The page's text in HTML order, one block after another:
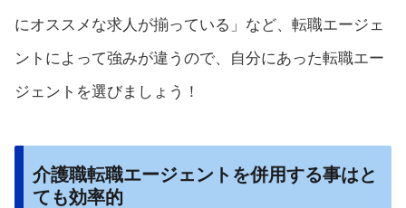
にオススメな求人が揃っている」など、転職エージェ
ントによって強みが違うので、自分にあった転職エー
ジェントを選びましょう！
介護職転職エージェントを併用する事はと
ても効率的